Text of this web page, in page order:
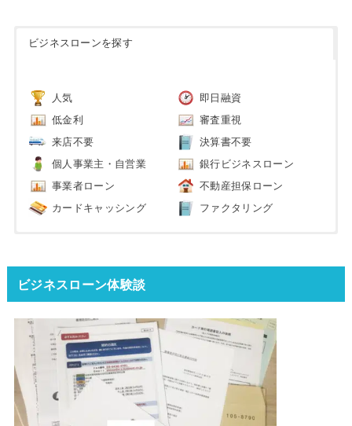
ビジネスローンを探す
人気 即日融資
低金利 審査重視
来店不要 決算書不要
個人事業主・自営業 銀行ビジネスローン
事業者ローン 不動産担保ローン
カードキャッシング ファクタリング
ビジネスローン体験談